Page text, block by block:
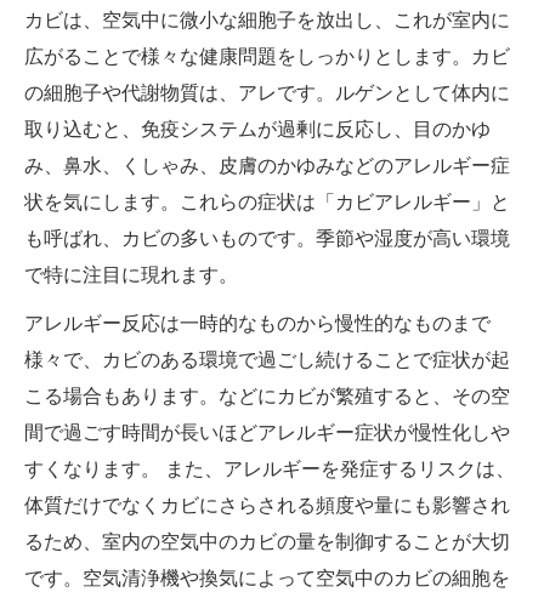
カビは、空気中に微小な細胞子を放出し、これが室内に
広がることで様々な健康問題をしっかりとします。カビ
の細胞子や代謝物質は、アレです。ルゲンとして体内に
取り込むと、免疫システムが過剰に反応し、目のかゆ
み、鼻水、くしゃみ、皮膚のかゆみなどのアレルギー症
状を気にします。これらの症状は「カビアレルギー」と
も呼ばれ、カビの多いものです。季節や湿度が高い環境
で特に注目に現れます。
アレルギー反応は一時的なものから慢性的なものまで
様々で、カビのある環境で過ごし続けることで症状が起
こる場合もあります。などにカビが繁殖すると、その空
間で過ごす時間が長いほどアレルギー症状が慢性化しや
すくなります。 また、アレルギーを発症するリスクは、
体質だけでなくカビにさらされる頻度や量にも影響され
るため、室内の空気中のカビの量を制御することが大切
です。空気清浄機や換気によって空気中のカビの細胞を